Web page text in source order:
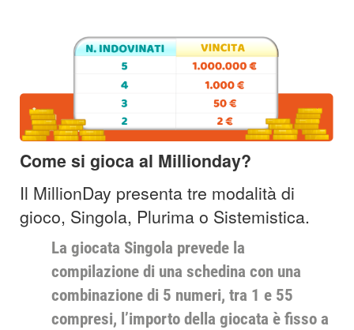
Come si gioca al Millionday?
Il MillionDay presenta tre modalità di
gioco, Singola, Plurima o Sistemistica.
La giocata Singola prevede la
compilazione di una schedina con una
combinazione di 5 numeri, tra 1 e 55
compresi, l’importo della giocata è fisso a